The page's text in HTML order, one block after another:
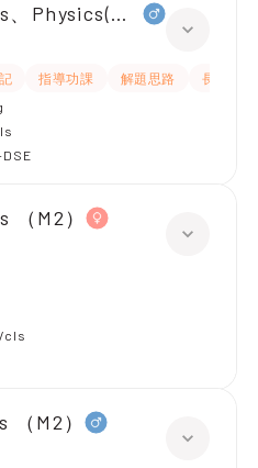
Physics(中文卷)
指導功課 解題思路
長期補習
（M2）
cls
（M2）